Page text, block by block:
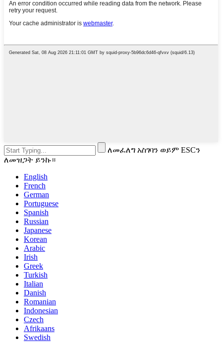
ለመፈለግ አስገባን ወይም ESCን
ለመዝጋት ይንኩ።
English
French
German
Portuguese
Spanish
Russian
Japanese
Korean
Arabic
Irish
Greek
Turkish
Italian
Danish
Romanian
Indonesian
Czech
Afrikaans
Swedish